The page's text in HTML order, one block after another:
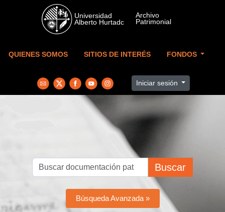
Skip to main content
QUIENES SOMOS SITIOS DE INTERÉS FONDOS
Iniciar sesión
Buscar
Búsqueda Avanzada »